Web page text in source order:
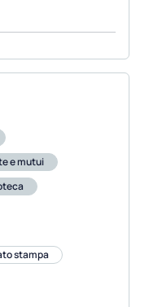
e mutui
stampa